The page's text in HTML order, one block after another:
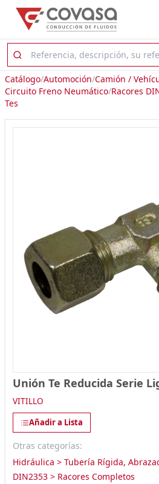
Catálogo/Automoción/Camión /
Circuito Freno Neumático/Racores
Tes
Unión Te Reducida Serie
VITILLO
Añadir a Lista
Otras categorías:
Hidráulica > Tubería Rígida,
DIN2353 > Racores Completos